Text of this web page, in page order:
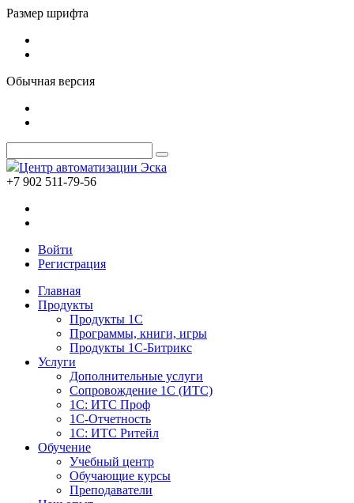
Размер шрифта
Обычная версия
Центр автоматизации Эска
+7 902 511-79-56
Войти
Регистрация
Главная
Продукты
Продукты 1С
Программы, книги, игры
Продукты 1С-Битрикс
Услуги
Дополнительные услуги
Сопровождение 1С (ИТС)
1С: ИТС Проф
1С-Отчетность
1С: ИТС Ритейл
Обучение
Учебный центр
Обучающие курсы
Преподаватели